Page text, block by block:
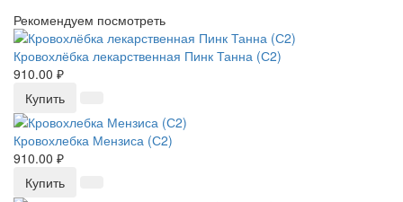
Рекомендуем посмотреть
Кровохлёбка лекарственная Пинк Танна (С2)
910.00 ₽
Купить
Кровохлебка Мензиса (С2)
910.00 ₽
Купить